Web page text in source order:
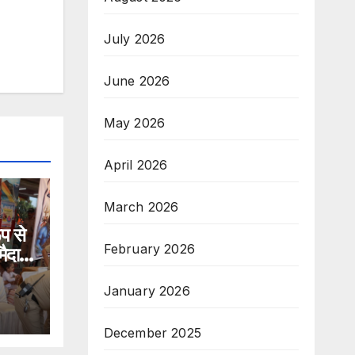
से
July 2026
June 2026
May 2026
April 2026
March 2026
February 2026
January 2026
December 2025